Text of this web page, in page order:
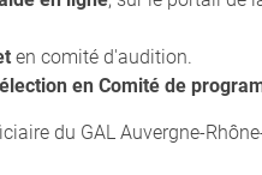
en comité d'audition.
en Comité de
du GAL Auvergne-